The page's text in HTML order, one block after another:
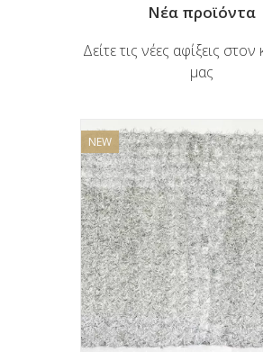
Νέα προϊόντα
Δείτε τις νέες αφίξεις
μας
NEW